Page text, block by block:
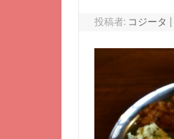
投稿者: コジータ